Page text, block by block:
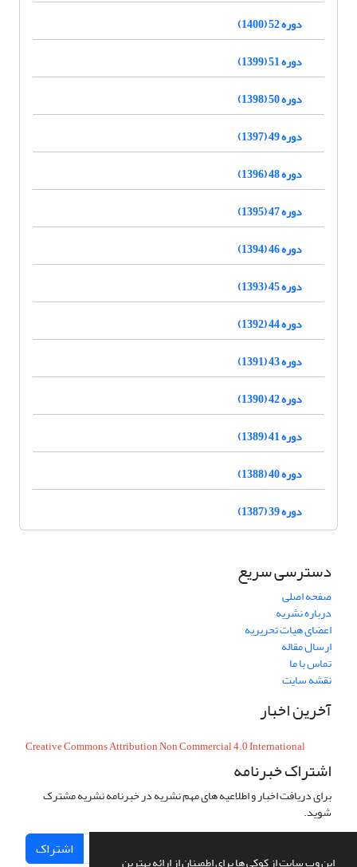
این وب سایت از کوکی ها برای اطمینان از ارائه بهترین
دوره 52 (1400)
دوره 51 (1399)
دوره 50 (1398)
دوره 49 (1397)
دوره 48 (1396)
دوره 47 (1395)
دوره 46 (1394)
دوره 45 (1393)
دوره 44 (1392)
دوره 43 (1391)
دوره 42 (1390)
دوره 41 (1389)
دوره 40 (1388)
دوره 39 (1387)
دسترسی سریع
صفحه اصلی
درباره نشریه
اعضای هیات تحریریه
ارسال مقاله
تماس با ما
نقشه سایت
آخرین اخبار
Creative Commons Attribution Non Commercial 4.0 International
اشتراک خبرنامه
برای دریافت اخبار و اطلاعیه های مهم نشریه در خبرنامه نشریه مشترک
شوید.
اشتراک